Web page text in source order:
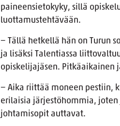
paineensietokyky, sillä
luottamustehtävään.
− Tällä hetkellä hän on Turun
ja lisäksi Talentiassa
opiskelijajäsen. Pitkäaikainen
− Aika riittää moneen pestiin,
erilaisia järjestöhommia,
johtamisopit auttavat.